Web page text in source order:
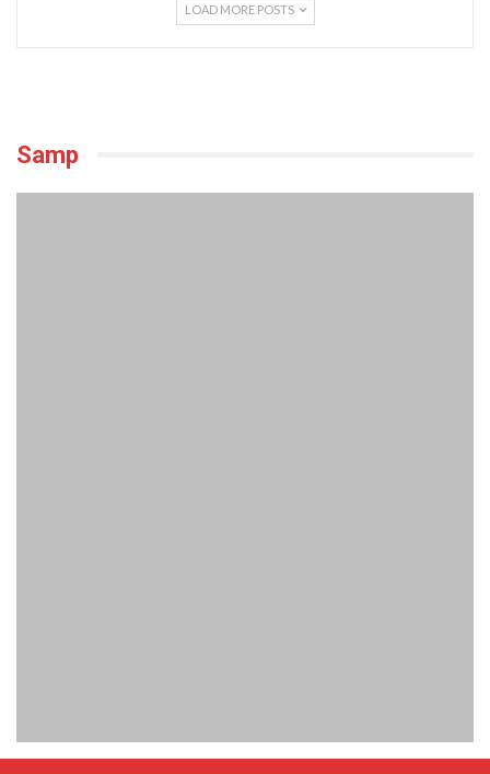
LOAD MORE POSTS
Samp